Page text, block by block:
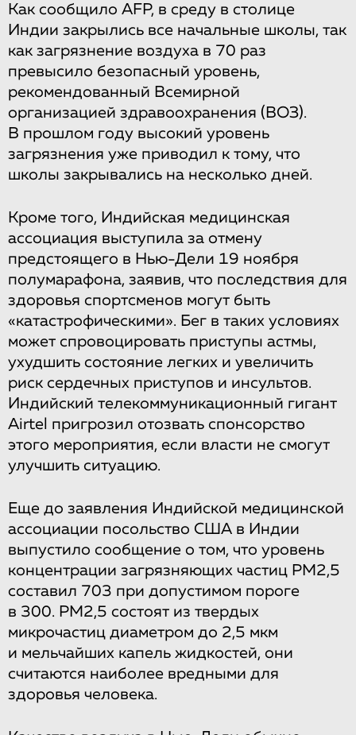
Как сообщило AFP, в среду в столице
Индии закрылись все начальные школы, так
как загрязнение воздуха в 70 раз
превысило безопасный уровень,
рекомендованный Всемирной
организацией здравоохранения (ВОЗ).
В прошлом году высокий уровень
загрязнения уже приводил к тому, что
школы закрывались на несколько дней.
Кроме того, Индийская медицинская
ассоциация выступила за отмену
предстоящего в Нью-Дели 19 ноября
полумарафона, заявив, что последствия для
здоровья спортсменов могут быть
«катастрофическими». Бег в таких условиях
может спровоцировать приступы астмы,
ухудшить состояние легких и увеличить
риск сердечных приступов и инсультов.
Индийский телекоммуникационный гигант
Airtel пригрозил отозвать спонсорство
этого мероприятия, если власти не смогут
улучшить ситуацию.
Еще до заявления Индийской медицинской
ассоциации посольство США в Индии
выпустило сообщение о том, что уровень
концентрации загрязняющих частиц PM2,5
составил 703 при допустимом пороге
в 300. PM2,5 состоят из твердых
микрочастиц диаметром до 2,5 мкм
и мельчайших капель жидкостей, они
считаются наиболее вредными для
здоровья человека.